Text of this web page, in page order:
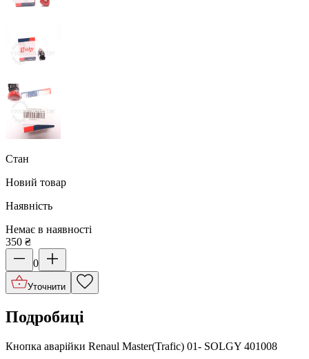
Стан
Новий товар
Наявність
Немає в наявності
350 ₴
0
Уточнити
Подробиці
Кнопка аварійки Renaul Master(Trafic) 01- SOLGY 401008